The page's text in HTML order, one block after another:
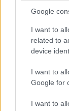
Google
I want to
related to
device
I want to
Google for
I want to
η μόνη